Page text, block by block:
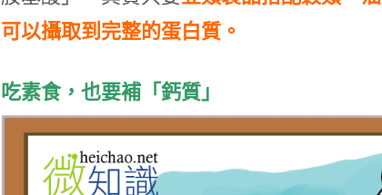
可以攝取到完整的蛋白質。
吃素食，也要補「鈣質」